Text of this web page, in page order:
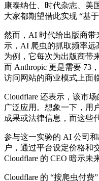
康泰纳仕、时代杂志、美
大家都期望借此实现 “基
然而，AI 时代给出版商带
示，AI 爬虫的抓取频率远
为例，它每次为出版商带
而 Anthropic 更是需要 73
访问网站的商业模式上面
Cloudflare 还表示，该市
广泛应用。想象一下，用
成果或法律信息，而这些
参与这一实验的 AI 公司
户，通过平台设定价格和
Cloudflare 的 CEO 暗示未
Cloudflare 的 “按爬虫付